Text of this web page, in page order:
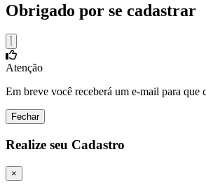
Obrigado por se cadastrar
Atenção
Em breve você receberá um e-mail para que
Fechar
Realize seu Cadastro
×